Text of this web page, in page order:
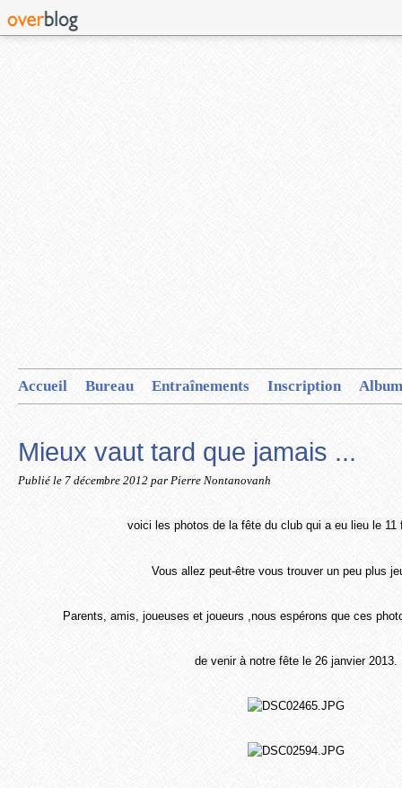
Accueil Bureau Entraînements Inscription
Mieux vaut tard que jamais ...
Publié le 7 décembre 2012 par Pierre Nontanovanh
voici les photos de la fête du club qui a eu lieu le 11
Vous allez peut-être vous trouver un peu plus
Parents, amis, joueuses et joueurs ,nous espérons que ces
de venir à notre fête le 26 janvier 2013.